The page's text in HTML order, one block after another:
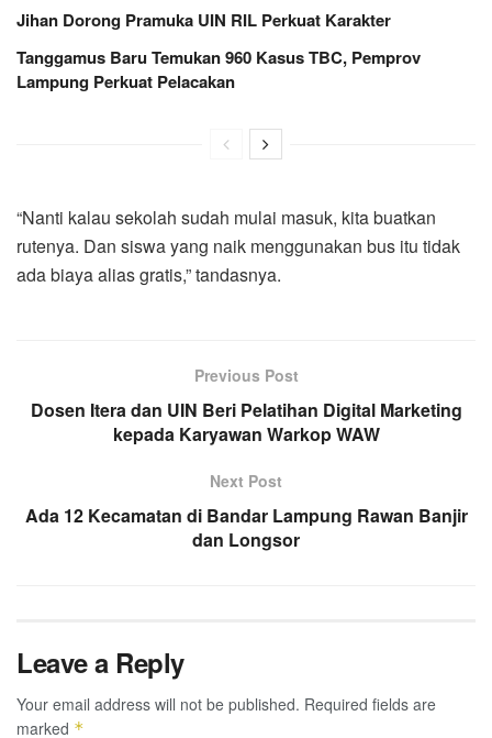
Jihan Dorong Pramuka UIN RIL Perkuat Karakter
Tanggamus Baru Temukan 960 Kasus TBC, Pemprov
Lampung Perkuat Pelacakan
“Nanti kalau sekolah sudah mulai masuk, kita buatkan
rutenya. Dan siswa yang naik menggunakan bus itu tidak
ada biaya alias gratis,” tandasnya.
Previous Post
Dosen Itera dan UIN Beri Pelatihan Digital Marketing
kepada Karyawan Warkop WAW
Next Post
Ada 12 Kecamatan di Bandar Lampung Rawan Banjir
dan Longsor
Leave a Reply
Your email address will not be published. Required fields are
marked *